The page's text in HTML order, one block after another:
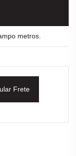
metros.
Frete